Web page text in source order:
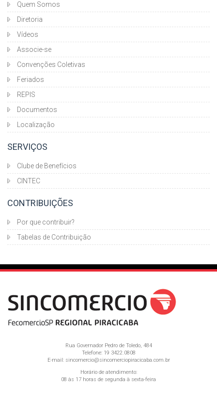
Quem Somos
Diretoria
Vídeos
Associe-se
Convenções Coletivas
Feriados
REPIS
Documentos
Localização
SERVIÇOS
Clube de Benefícios
CINTEC
CONTRIBUIÇÕES
Por que contribuir?
Tabelas de Contribuição
Rua Governador Pedro de Toledo, 484
Telefone: 19 3422.0808
E-mail: sincomercio@sincomerciopiracicaba.com.br
Horário de atendimento:
08 às 17 horas de segunda à sexta-feira